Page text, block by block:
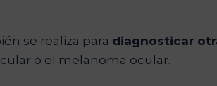
se realiza para diagnosticar
o el melanoma ocular.